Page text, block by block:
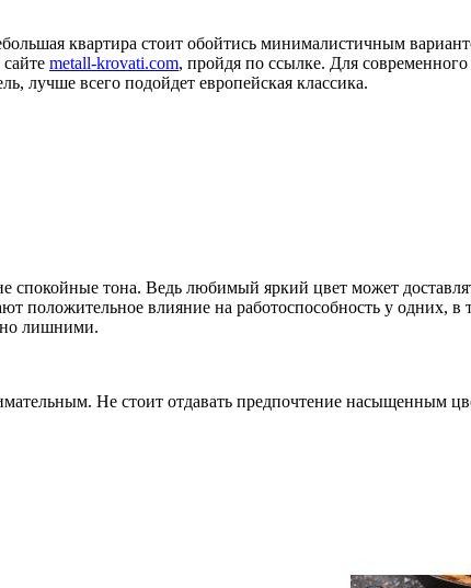
квартира стоит обойтись минималистичным
metall-krovati.com, пройдя по ссылке. Для современного
лучше всего подойдет европейская классика.
спокойные тона. Ведь любимый яркий цвет может
положительное влияние на работоспособность у одних, в
лишними.
Не стоит отдавать предпочтение насыщенным